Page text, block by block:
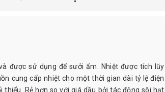
được sử dụng để sưởi ấm. Nhiệt được tích lũy
cung cấp nhiệt cho một thời gian dài tỷ lệ điện
Rẻ hơn so với giá dầu bởi tác động sôi hạt